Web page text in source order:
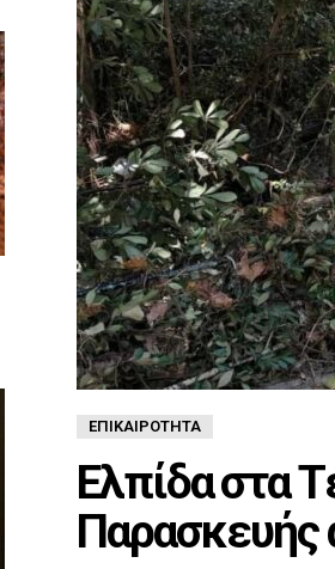
ΕΠΙΚΑΙΡΌΤΗΤΑ
Ελπίδα στα
Παρασκευής